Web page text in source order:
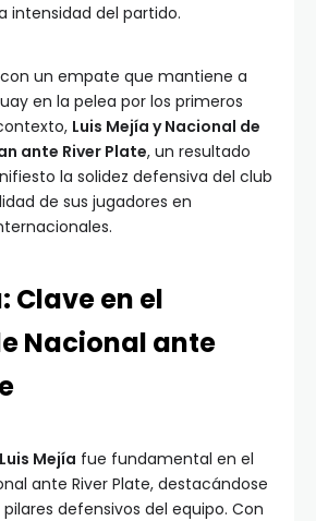
intensidad del partido.
un empate que mantiene a
en la pelea por los primeros
Luis Mejía y Nacional de
ante River Plate, un resultado
la solidez defensiva del club
de sus jugadores en
Clave en el
Nacional ante
Luis Mejía fue fundamental en el
ante River Plate, destacándose
defensivos del equipo. Con